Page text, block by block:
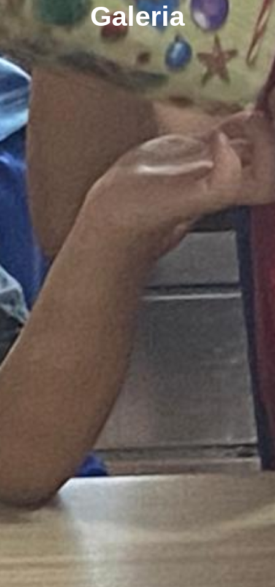
Galeria